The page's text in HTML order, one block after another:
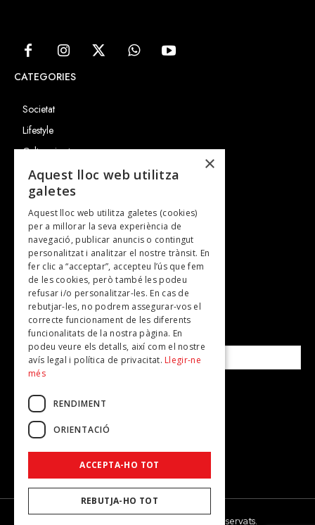
CATEGORIES
Societat
Lifestyle
Cultura i art
Entrevistes
Gastronomia
TV
Plans per fer
Revistes
SUBSCRIU-TE A LA NOSTRA NEWSLETTER!
Correu electrònic*
Accepto lapolítica de privacitat
© 2026 - Dona Secret - Tots els drets reservats.
×
Aquest lloc web utilitza
galetes
Aquest lloc web utilitza galetes (cookies)
per a millorar la seva experiència de
navegació, publicar anuncis o contingut
personalitzat i analitzar el nostre trànsit. En
fer clic a “acceptar”, accepteu l’ús que fem
de les cookies, però també les podeu
refusar i/o personalitzar-les. En cas de
rebutjar-les, no podrem assegurar-vos el
correcte funcionament de les diferents
funcionalitats de la nostra pàgina. En
podeu veure els detalls, així com el nostre
avís legal i política de privacitat. Llegir-ne
més
RENDIMENT
ORIENTACIÓ
ACCEPTA-HO TOT
REBUTJA-HO TOT